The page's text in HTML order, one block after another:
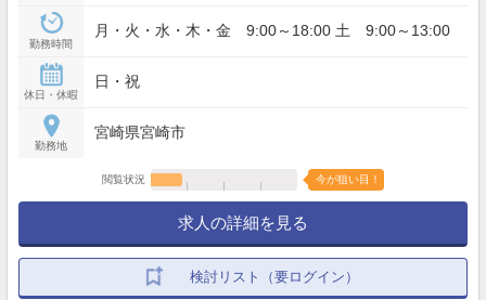
勤務時間
月・火・水・木・金 9:00～18:00 土 9:00～13:00
休日・休暇
日・祝
勤務地
宮崎県宮崎市
閲覧状況 今が狙い目！
求人の詳細を見る
検討リスト（要ログイン）